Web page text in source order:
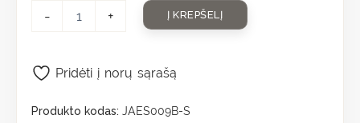
- + Į KREPŠELĮ
Produkto kodas: JAES009B-S
Pridėti į norų sąrašą